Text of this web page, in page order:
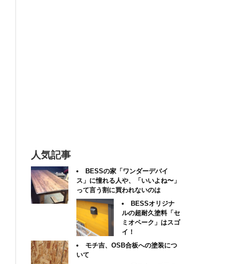
人気記事
BESSの家「ワンダーデバイ
ス」に憧れる人や、「いいよね〜」
って言う割に買われないのは
BESSオリジナ
ルの超耐久塗料「セ
ミオペーク」はスゴ
イ！
モチ吉、OSB合板への塗装につ
いて